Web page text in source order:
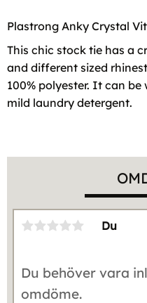
Plastrong Anky Crystal
This chic stock tie has a
and different sized
100% polyester. It can be
mild laundry detergent.
Du